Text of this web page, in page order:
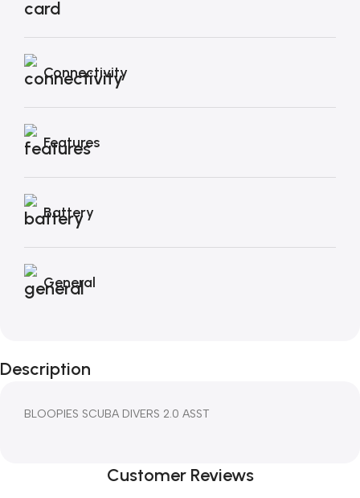
Connectivity
Features
Battery
General
Description
BLOOPIES SCUBA DIVERS 2.0 ASST
Customer Reviews